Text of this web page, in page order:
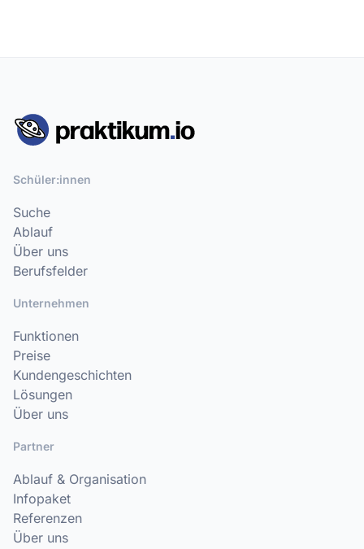
Schüler:innen
Suche
Ablauf
Über uns
Berufsfelder
Unternehmen
Funktionen
Preise
Kundengeschichten
Lösungen
Über uns
Partner
Ablauf & Organisation
Infopaket
Referenzen
Über uns